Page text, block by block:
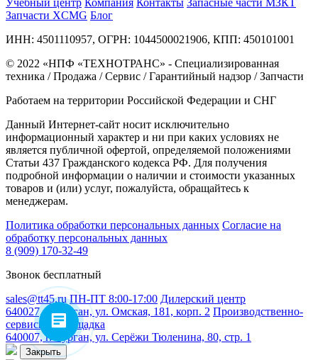
Учебный центр Компания Контакты Запасные части МЗКТ
Запчасти XCMG Блог
ИНН: 4501110957, ОГРН: 1044500021906, КПП: 450101001
© 2022 «НПФ «ТЕХНОТРАНС» - Специализированная
техника / Продажа / Сервис / Гарантийный надзор / Запчасти
Работаем на территории Российской Федерации и СНГ
Данный Интернет-сайт носит исключительно
информационный характер и ни при каких условиях не
является публичной офертой, определяемой положениями
Статьи 437 Гражданского кодекса РФ. Для получения
подробной информации о наличии и стоимости указанных
товаров и (или) услуг, пожалуйста, обращайтесь к
менеджерам.
Политика обработки персональных данных Согласие на
обработку персональных данных
8 (909) 170-32-49
Звонок бесплатный
sales@tt45.ru ПН-ПТ 8:00-17:00 Дилерский центр
640027, г. Курган, ул. Омская, 181, корп. 2 Производственно-
сервисная площадка
640007, г. Курган, ул. Серёжи Тюленина, 80, стр. 1
Закрыть